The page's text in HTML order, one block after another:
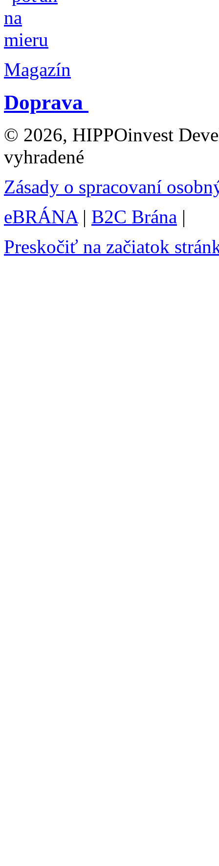
Magazín
Doprava
© 2026, HIPPOinvest
vyhradené
Zásady o spracovaní
eBRÁNA| B2C Brána |
Preskočiť na začiatok